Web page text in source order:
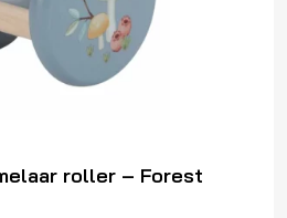
roller – Forest